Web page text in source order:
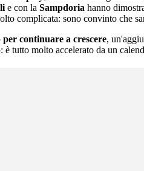
e con la Sampdoria hanno
complicata: sono convinto che
continuare a crescere,
molto accelerato da un